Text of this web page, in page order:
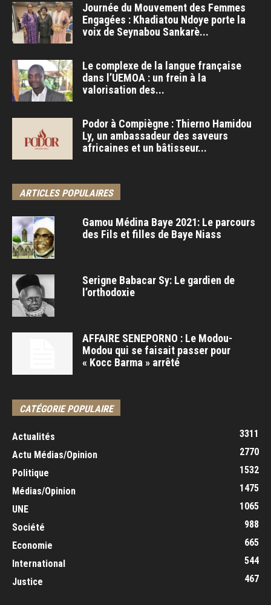
Journée du Mouvement des Femmes
Engagées : Khadiatou Ndoye porte la
voix de Seynabou Sankarè...
Le complexe de la langue française
dans l’UEMOA : un frein à la
valorisation des...
Podor à Compiègne : Thierno Hamidou
Ly, un ambassadeur des saveurs
africaines et un bâtisseur...
ARTICLES POPULAIRES
Gamou Médina Baye 2021: Le parcours
des Fils et filles de Baye Niass
Serigne Babacar Sy: Le gardien de
l’orthodoxie
AFFAIRE SENEPORNO : Le Modou-
Modou qui se faisait passer pour
« Kocc Barma » arrêté
CATÉGORIE POPULAIRE
Actualités
3311
Actu Médias/Opinion
2770
Politique
1532
Médias/Opinion
1475
UNE
1065
Société
988
Economie
665
International
544
Justice
467